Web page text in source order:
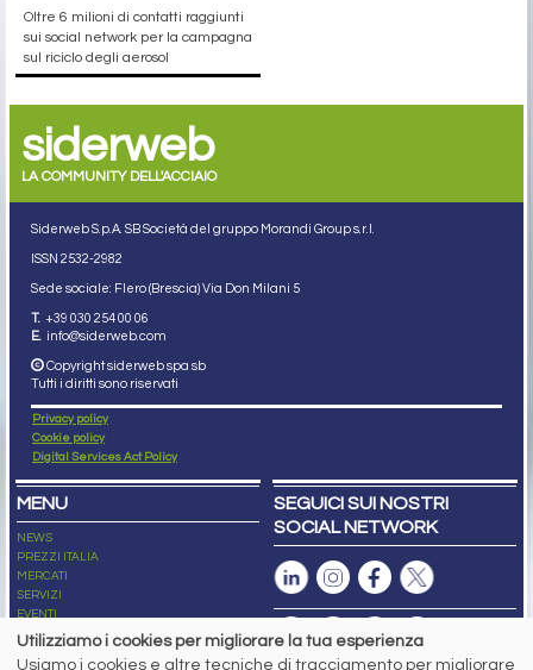
Oltre 6 milioni di contatti raggiunti
sui social network per la campagna
sul riciclo degli aerosol
siderweb
LA COMMUNITY DELL'ACCIAIO
Siderweb S.p.A. SB Società del gruppo Morandi Group s.r.l.
ISSN 2532-2982
Sede sociale: Flero (Brescia) Via Don Milani 5
T. +39 030 254 00 06
E. info@siderweb.com
Copyright siderweb spa sb
Tutti i diritti sono riservati
Privacy policy
Cookie policy
Digital Services Act Policy
MENU
NEWS
PREZZI ITALIA
MERCATI
SERVIZI
EVENTI
ABBONAMENTI
SEGUICI SUI NOSTRI
SOCIAL NETWORK
Utilizziamo i cookies per migliorare la tua esperienza
Usiamo i cookies e altre tecniche di tracciamento per migliorare